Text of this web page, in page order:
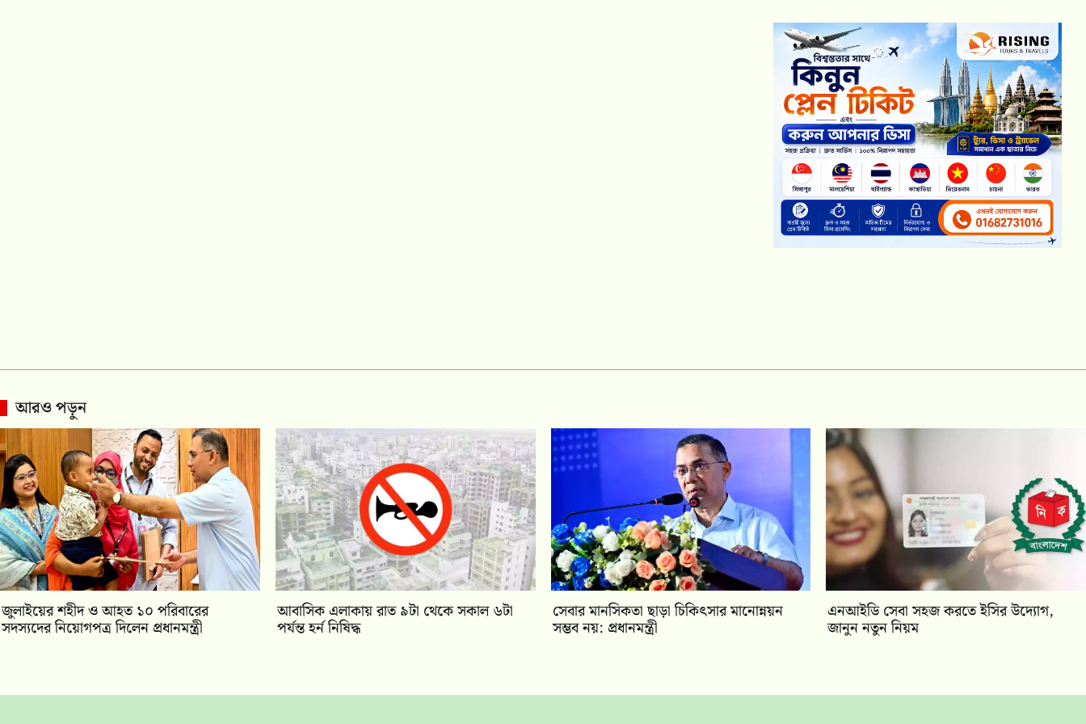
আরও পড়ুন
জুলাইয়ের শহীদ ও আহত ১০ পরিবারের
সদস্যদের নিয়োগপত্র দিলেন প্রধানমন্ত্রী
আবাসিক এলাকায় রাত ৯টা থেকে সকাল ৬টা
পর্যন্ত হর্ন নিষিদ্ধ
সেবার মানসিকতা ছাড়া চিকিৎসার মানোন্নয়ন
সম্ভব নয়: প্রধানমন্ত্রী
এনআইডি সেবা সহজ করতে ইসির উদ্যোগ,
জানুন নতুন নিয়ম